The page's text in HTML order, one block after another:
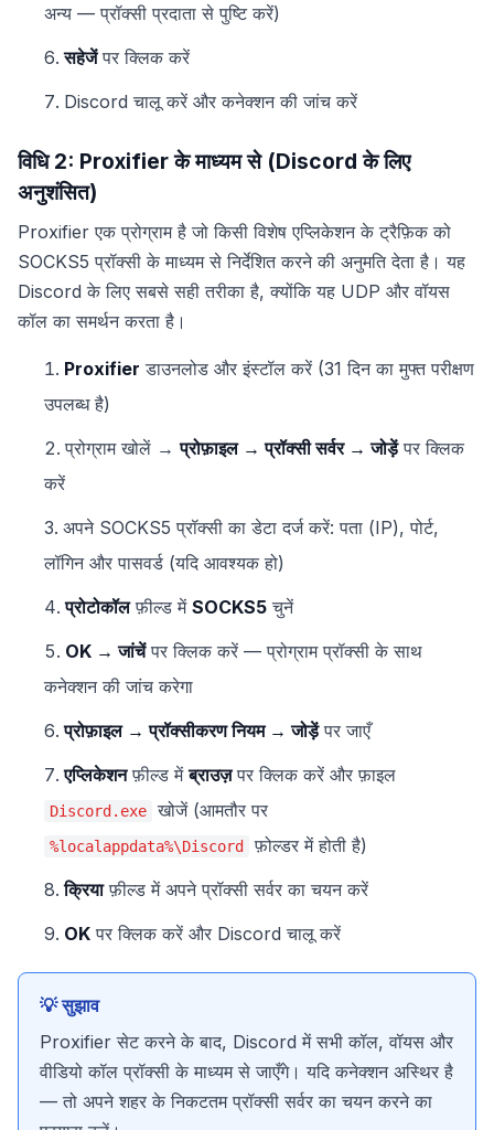
अन्य — प्रॉक्सी प्रदाता से पुष्टि करें)
सहेजेंपर क्लिक करें
Discord चालू करें और कनेक्शन की जांच करें
विधि 2: Proxifier के माध्यम से (Discord के लिए
अनुशंसित)
Proxifier एक प्रोग्राम है जो किसी विशेष एप्लिकेशन के ट्रैफ़िक को
SOCKS5 प्रॉक्सी के माध्यम से निर्देशित करने की अनुमति देता है। यह
Discord के लिए सबसे सही तरीका है, क्योंकि यह UDP और वॉयस
कॉल का समर्थन करता है।
Proxifier डाउनलोड और इंस्टॉल करें (31 दिन का मुफ्त परीक्षण
उपलब्ध है)
प्रोग्राम खोलें →प्रोफ़ाइल → प्रॉक्सी सर्वर → जोड़ेंपर क्लिक
करें
अपने SOCKS5 प्रॉक्सी का डेटा दर्ज करें: पता (IP), पोर्ट,
लॉगिन और पासवर्ड (यदि आवश्यक हो)
प्रोटोकॉलफ़ील्ड में SOCKS5 चुनें
OK → जांचेंपर क्लिक करें — प्रोग्राम प्रॉक्सी के साथ
कनेक्शन की जांच करेगा
प्रोफ़ाइल → प्रॉक्सीकरण नियम → जोड़ेंपर जाएँ
एप्लिकेशनफ़ील्ड मेंब्राउज़पर क्लिक करें और फ़ाइल
Discord.exe खोजें (आमतौर पर
%localappdata%\Discord
फ़ोल्डर में होती है)
क्रियाफ़ील्ड में अपने प्रॉक्सी सर्वर का चयन करें
OK पर क्लिक करें और Discord चालू करें
💡 सुझाव
Proxifier सेट करने के बाद, Discord में सभी कॉल, वॉयस और
वीडियो कॉल प्रॉक्सी के माध्यम से जाएँगे। यदि कनेक्शन अस्थिर है
— तो अपने शहर के निकटतम प्रॉक्सी सर्वर का चयन करने का